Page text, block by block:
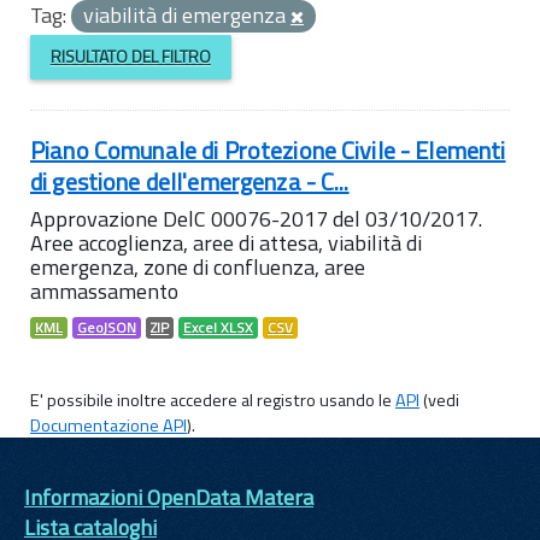
Tag: viabilità di emergenza
RISULTATO DEL FILTRO
Piano Comunale di Protezione Civile - Elementi
di gestione dell'emergenza - C...
Approvazione DelC 00076-2017 del 03/10/2017.
Aree accoglienza, aree di attesa, viabilità di
emergenza, zone di confluenza, aree
ammassamento
KML GeoJSON ZIP Excel XLSX CSV
E' possibile inoltre accedere al registro usando leAPI(vedi
Documentazione API).
Informazioni OpenData Matera
Lista cataloghi